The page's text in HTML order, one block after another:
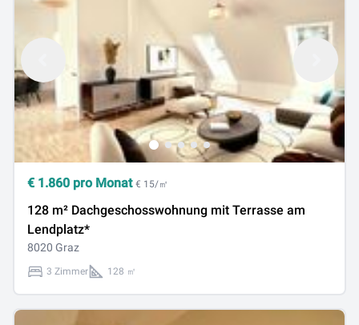
€ 1.860 pro Monat € 15/㎡
128 m² Dachgeschosswohnung mit Terrasse am
Lendplatz*
8020 Graz
3 Zimmer 128 ㎡